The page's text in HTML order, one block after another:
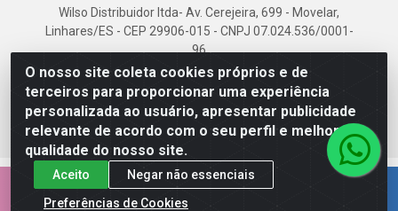
O nosso site coleta cookies próprios e de
terceiros para proporcionar uma experiência
personalizada ao usuário, apresentar publicidade
relevante de acordo com o seu perfil e melhorar a
qualidade do nosso site.
Aceito
Negar não essenciais
Preferências de Cookies
Wilso Distribuidor ltda- Av. Cerejeira, 699 - Movelar,
Linhares/ES - CEP 29906-015 - CNPJ 07.024.536/0001-
96
EMPRESA 100% CAPIXABA.